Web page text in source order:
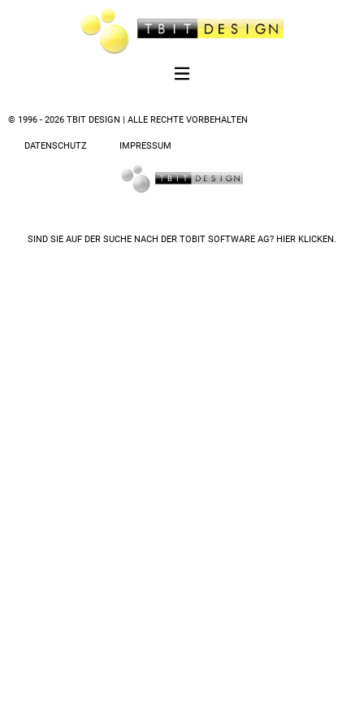
© 1996 - 2026 TBIT DESIGN | ALLE RECHTE VORBEHALTEN
DATENSCHUTZ IMPRESSUM
SIND SIE AUF DER SUCHE NACH DER TOBIT SOFTWARE AG? HIER KLICKEN.